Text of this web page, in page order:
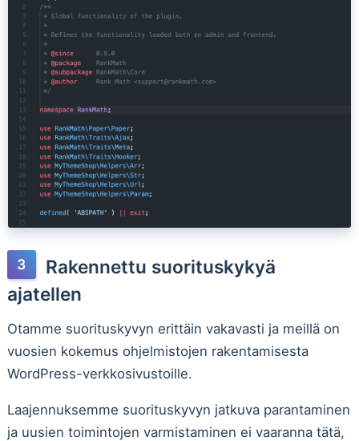
Rakennettu suorituskykyä
ajatellen
Otamme suorituskyvyn erittäin vakavasti ja meillä on
vuosien kokemus ohjelmistojen rakentamisesta
WordPress-verkkosivustoille.
Laajennuksemme suorituskyvyn jatkuva parantaminen
ja uusien toimintojen varmistaminen ei vaaranna tätä,